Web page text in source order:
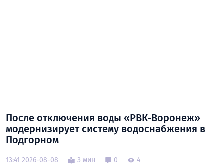
После отключения воды «РВК-Воронеж»
модернизирует систему водоснабжения в
Подгорном
13:41 2026-08-08 3 мин 0 4